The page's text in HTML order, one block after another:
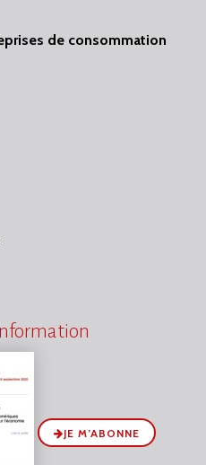
de consommation
JE M’ABONNE